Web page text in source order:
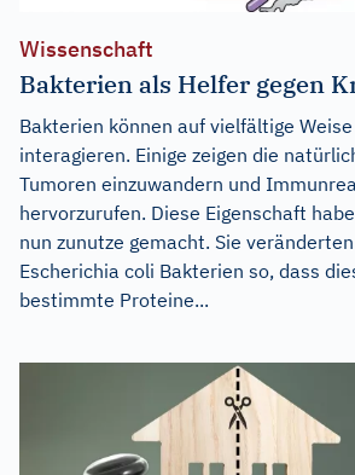
Wissenschaft
Bakterien als Helfer gegen
Bakterien können auf vielfältige
interagieren. Einige zeigen die
Tumoren einzuwandern und
hervorzurufen. Diese Eigenschaft
nun zunutze gemacht. Sie
Escherichia coli Bakterien so, dass
bestimmte Proteine...